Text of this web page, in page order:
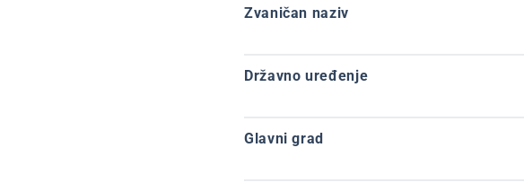
Zvaničan naziv
Državno uređenje
Glavni grad